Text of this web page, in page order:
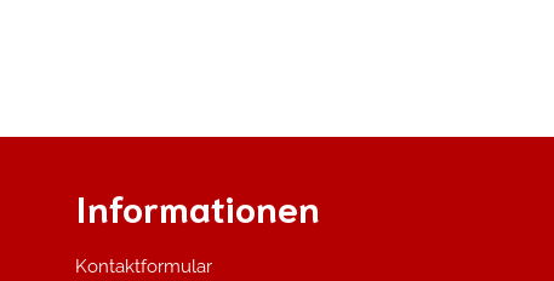
Informationen
Kontaktformular